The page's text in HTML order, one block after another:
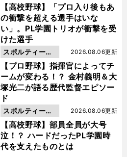
【高校野球】「プロ入り後もあ
の衝撃を超える選手はいな
い」。PL学園トリオが衝撃を受
けた選手
動画
【プロ野球】指揮官によってチ
ームが変わる！？ 金村義明＆大
塚光二が語る歴代監督エピソー
ド
2026.08.06更新
スポルティーバ
動画
【高校野球】部員全員が大号
泣！？ ハードだったPL学園時
代を支えたものとは
2026.08.06更新
スポルティーバ
動画